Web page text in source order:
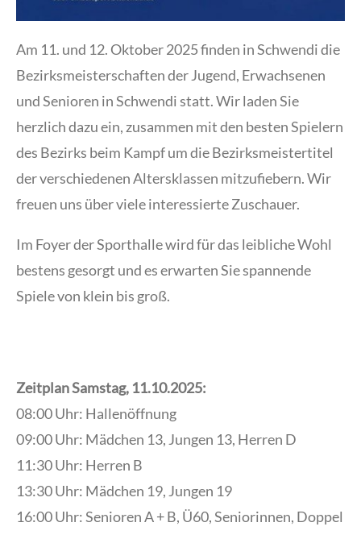
Am 11. und 12. Oktober 2025 finden in Schwendi die
Bezirksmeisterschaften der Jugend, Erwachsenen
und Senioren in Schwendi statt. Wir laden Sie
herzlich dazu ein, zusammen mit den besten Spielern
des Bezirks beim Kampf um die Bezirksmeistertitel
der verschiedenen Altersklassen mitzufiebern. Wir
freuen uns über viele interessierte Zuschauer.
Im Foyer der Sporthalle wird für das leibliche Wohl
bestens gesorgt und es erwarten Sie spannende
Spiele von klein bis groß.
Zeitplan Samstag, 11.10.2025:
08:00 Uhr: Hallenöffnung
09:00 Uhr: Mädchen 13, Jungen 13, Herren D
11:30 Uhr: Herren B
13:30 Uhr: Mädchen 19, Jungen 19
16:00 Uhr: Senioren A + B, Ü60, Seniorinnen, Doppel